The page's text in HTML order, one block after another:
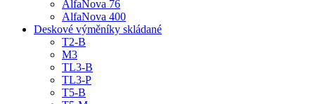
AlfaNova 76
AlfaNova 400
Deskové výměníky skládané
T2-B
M3
TL3-B
TL3-P
T5-B